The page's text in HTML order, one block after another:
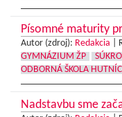
Písomné maturity
Autor (zdroj): Redakcia
GYMNÁZIUM ŽP
ODBORNÁ ŠKOLA
Nadstavbu sme